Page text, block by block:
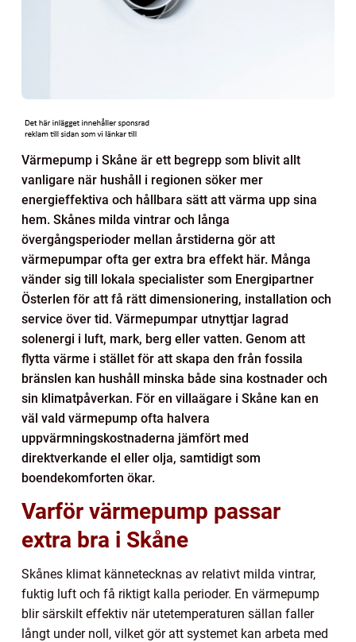
Värmepump i Skåne är ett begrepp som blivit allt
vanligare när hushåll i regionen söker mer
energieffektiva och hållbara sätt att värma upp sina
hem. Skånes milda vintrar och långa
övergångsperioder mellan årstiderna gör att
värmepumpar ofta ger extra bra effekt här. Många
vänder sig till lokala specialister som Energipartner
Österlen för att få rätt dimensionering, installation och
service över tid. Värmepumpar utnyttjar lagrad
solenergi i luft, mark, berg eller vatten. Genom att
flytta värme i stället för att skapa den från fossila
bränslen kan hushåll minska både sina kostnader och
sin klimatpåverkan. För en villaägare i Skåne kan en
väl vald värmepump ofta halvera
uppvärmningskostnaderna jämfört med
direktverkande el eller olja, samtidigt som
boendekomforten ökar.
Varför värmepump passar
extra bra i Skåne
Skånes klimat kännetecknas av relativt milda vintrar,
fuktig luft och få riktigt kalla perioder. En värmepump
blir särskilt effektiv när utetemperaturen sällan faller
långt under noll, vilket gör att systemet kan arbeta med